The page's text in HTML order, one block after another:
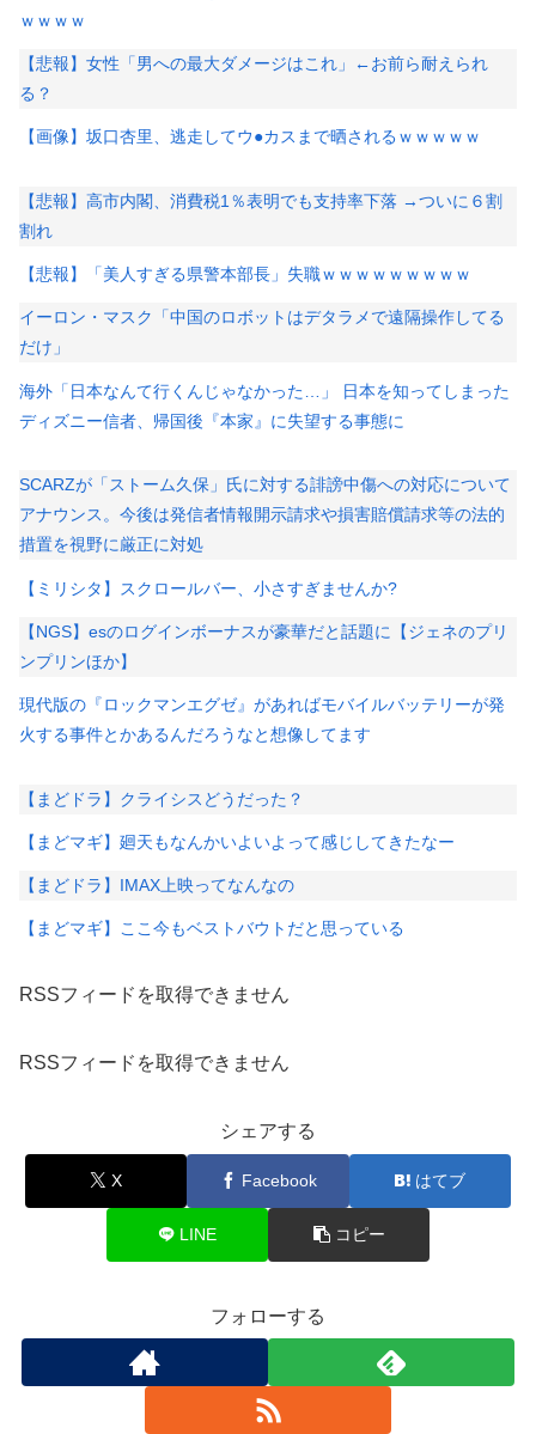
ｗｗｗｗ
【悲報】女性「男への最大ダメージはこれ」←お前ら耐えられ
る？
【画像】坂口杏里、逃走してウ●カスまで晒されるｗｗｗｗｗ
【悲報】高市内閣、消費税1％表明でも支持率下落 →ついに６割
割れ
【悲報】「美人すぎる県警本部長」失職ｗｗｗｗｗｗｗｗｗ
イーロン・マスク「中国のロボットはデタラメで遠隔操作してる
だけ」
海外「日本なんて行くんじゃなかった…」 日本を知ってしまった
ディズニー信者、帰国後『本家』に失望する事態に
SCARZが「ストーム久保」氏に対する誹謗中傷への対応について
アナウンス。今後は発信者情報開示請求や損害賠償請求等の法的
措置を視野に厳正に対処
【ミリシタ】スクロールバー、小さすぎませんか?
【NGS】esのログインボーナスが豪華だと話題に【ジェネのプリ
ンプリンほか】
現代版の『ロックマンエグゼ』があればモバイルバッテリーが発
火する事件とかあるんだろうなと想像してます
【まどドラ】クライシスどうだった？
【まどマギ】廻天もなんかいよいよって感じしてきたなー
【まどドラ】IMAX上映ってなんなの
【まどマギ】ここ今もベストバウトだと思っている
RSSフィードを取得できません
RSSフィードを取得できません
シェアする
X Facebook はてブ
LINE コピー
フォローする